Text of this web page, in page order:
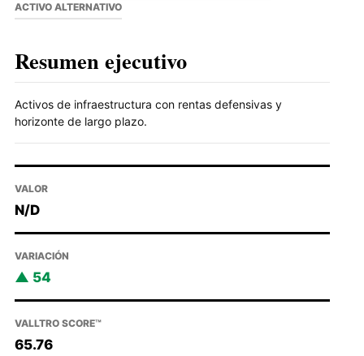
ACTIVO ALTERNATIVO
Resumen ejecutivo
Activos de infraestructura con rentas defensivas y
horizonte de largo plazo.
VALOR
N/D
VARIACIÓN
54
VALLTRO SCORE™
65.76